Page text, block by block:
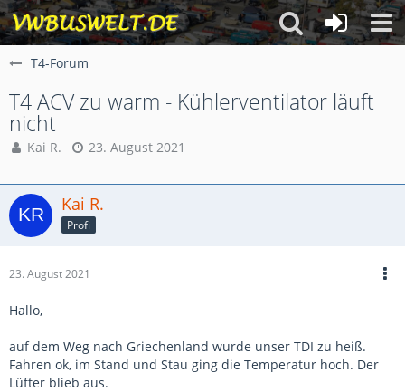
T4-Forum
T4 ACV zu warm - Kühlerventilator läuft
nicht
Kai R. 23. August 2021
Kai R.
Profi
23. August 2021
Hallo,
auf dem Weg nach Griechenland wurde unser TDI zu heiß.
Fahren ok, im Stand und Stau ging die Temperatur hoch. Der
Lüfter blieb aus.